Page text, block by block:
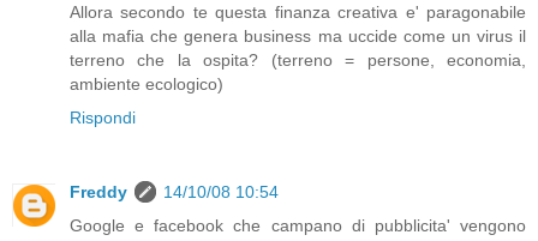
Allora secondo te questa finanza creativa e' paragonabile
alla mafia che genera business ma uccide come un virus il
terreno che la ospita? (terreno = persone, economia,
ambiente ecologico)
Rispondi
Freddy
14/10/08 10:54
Google e facebook che campano di pubblicita' vengono